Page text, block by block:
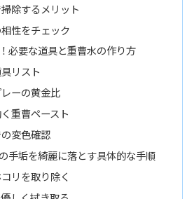
除するメリット
性をチェック
必要な道具と重曹水の作り方
リスト
ーの黄金比
重曹ペースト
変色確認
手垢を綺麗に落とす具体的な手順
リを取り除く